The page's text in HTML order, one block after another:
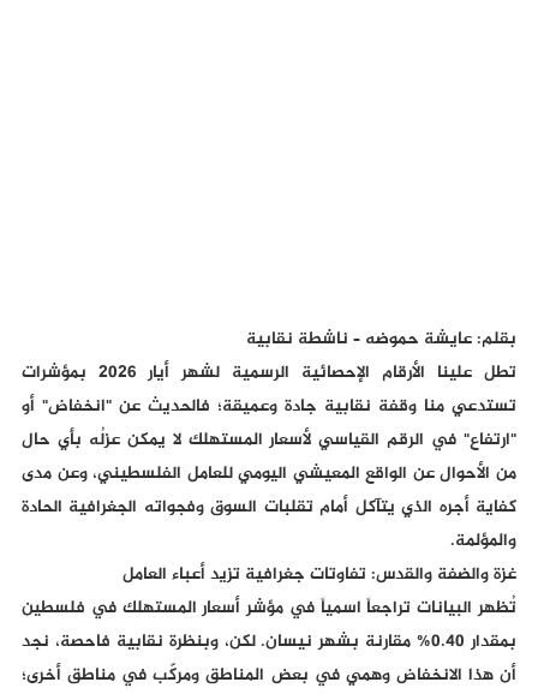
بقلم: عايشة حموضه – ناشطة نقابية
تطل علينا الأرقام الإحصائية الرسمية لشهر أيار 2026 بمؤشرات
تستدعي منا وقفة نقابية جادة وعميقة؛ فالحديث عن "انخفاض" أو
"ارتفاع" في الرقم القياسي لأسعار المستهلك لا يمكن عزلُه بأي حال
من الأحوال عن الواقع المعيشي اليومي للعامل الفلسطيني، وعن مدى
كفاية أجره الذي يتآكل أمام تقلبات السوق وفجواته الجغرافية الحادة
والمؤلمة.
غزة والضفة والقدس: تفاوتات جغرافية تزيد أعباء العامل
تُظهر البيانات تراجعاً اسمياً في مؤشر أسعار المستهلك في فلسطين
بمقدار 0.40% مقارنة بشهر نيسان. لكن، وبنظرة نقابية فاحصة، نجد
أن هذا الانخفاض وهمي في بعض المناطق ومركّب في مناطق أخرى؛